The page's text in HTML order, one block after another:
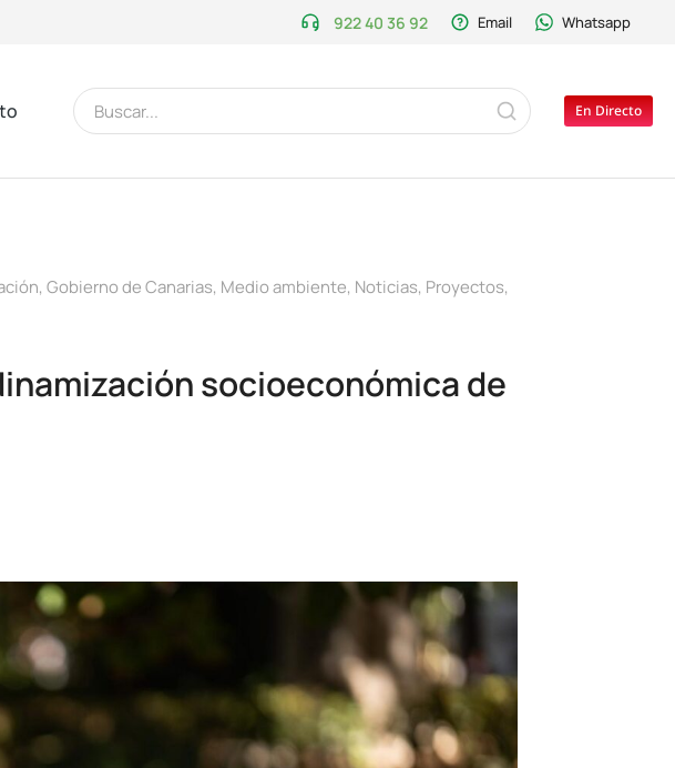
922 40 36 92 Email Whatsapp
En Directo
, Gobierno de Canarias, Medio ambiente, Noticias, Proyectos,
socioeconómica de